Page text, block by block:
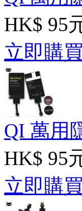
HK$ 95
立即購買
QI 萬用
HK$ 95
立即購買